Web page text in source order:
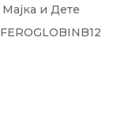
Мајка и Дете
FEROGLOBINB12